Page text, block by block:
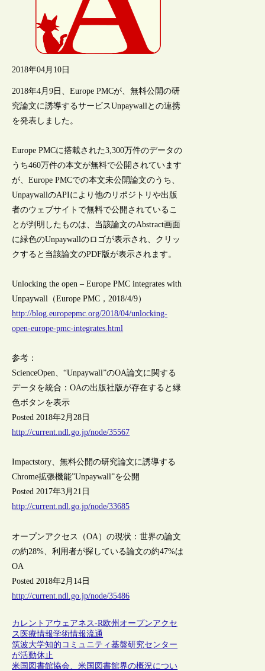
2018年04月10日
2018年4月9日、Europe PMCが、無料公開の研
究論文に誘導するサービスUnpaywallとの連携
を発表しました。
Europe PMCに搭載された3,300万件のデータの
うち460万件の本文が無料で公開されています
が、Europe PMCでの本文未公開論文のうち、
UnpaywallのAPIにより他のリポジトリや出版
者のウェブサイトで無料で公開されているこ
とが判明したものは、当該論文のAbstract画面
に緑色のUnpaywallのロゴが表示され、クリッ
クすると当該論文のPDF版が表示されます。
Unlocking the open – Europe PMC integrates with
Unpaywall（Europe PMC，2018/4/9）
http://blog.europepmc.org/2018/04/unlocking-
open-europe-pmc-integrates.html
参考：
ScienceOpen、“Unpaywall”のOA論文に関する
データを統合：OAの出版社版が存在すると緑
色ボタンを表示
Posted 2018年2月28日
http://current.ndl.go.jp/node/35567
Impactstory、無料公開の研究論文に誘導する
Chrome拡張機能”Unpaywall”を公開
Posted 2017年3月21日
http://current.ndl.go.jp/node/33685
オープンアクセス（OA）の現状：世界の論文
の約28%、利用者が探している論文の約47%は
OA
Posted 2018年2月14日
http://current.ndl.go.jp/node/35486
カレントアウェアネス-R欧州 オープンアクセ
ス 医療情報学術情報流通
筑波大学知的コミュニティ基盤研究センター
が活動休止
米国図書館協会、米国図書館界の概況につい